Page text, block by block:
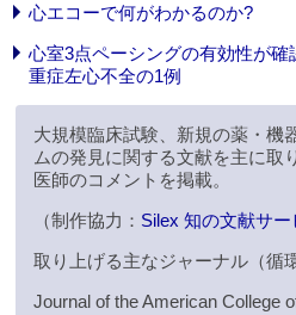
心エコーで何がわかるのか?
心室3点ペーシングの有効性が
重症左心不全の1例
大規模臨床試験、新規の薬・機
ムの発見に関する文献を主に取
医師のコメントを掲載。
（制作協力： Silex 知の文献サー
取り上げる主なジャーナル（循
Journal of the American College